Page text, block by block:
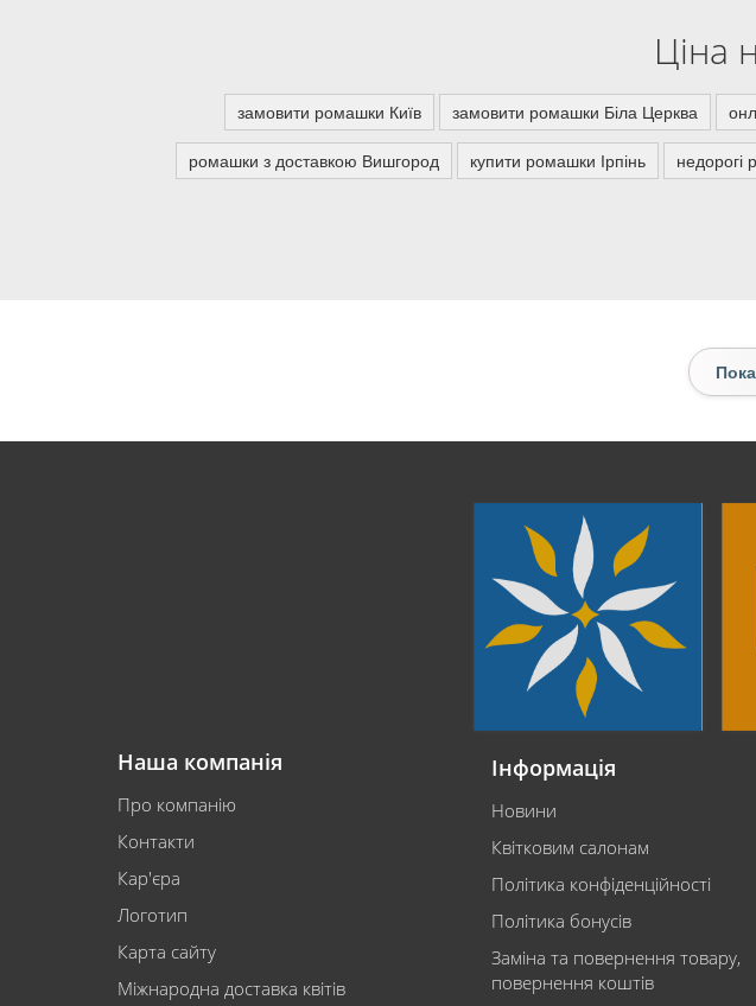
Ціна
замовити ромашки Київ замовити ромашки Біла Церква
ромашки з доставкою Вишгород купити ромашки Ірпінь недорогі
Наша компанія
Про компанію
Контакти
Кар'єра
Логотип
Карта сайту
Міжнародна доставка квітів
Інформація
Новини
Квітковим салонам
Політика конфіденційності
Політика бонусів
Заміна та повернення товару,
повернення коштів